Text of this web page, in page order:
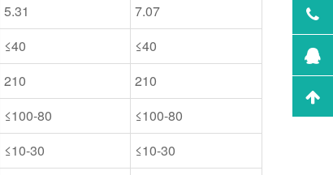
5.31
7.07
≤40
≤40
210 210
≤100-80
≤100-80
≤10-30 ≤10-30